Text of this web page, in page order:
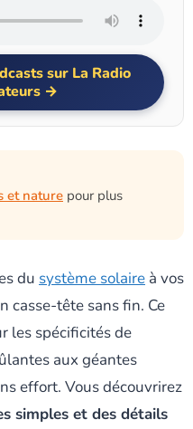
sur La Radio
→
et nature pour plus
du système solaire à vos
casse-tête sans fin. Ce
les spécificités de
aux géantes
effort. Vous découvrirez
simples et des détails